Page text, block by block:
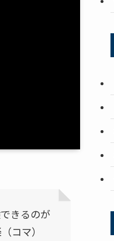
きるのが
コマ）